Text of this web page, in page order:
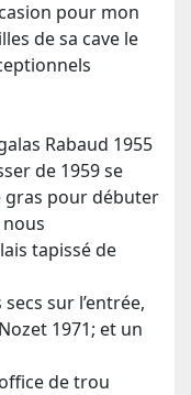
pour mon
de sa cave le
Rabaud 1955
de 1959 se
gras pour débuter
tapissé de
sur l’entrée,
1971; et un
de trou